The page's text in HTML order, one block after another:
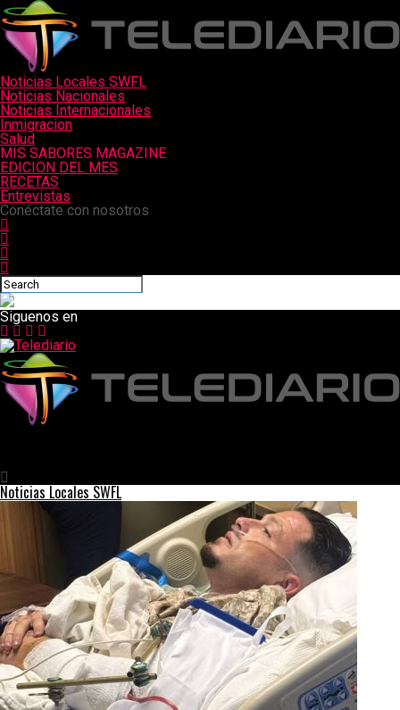
Noticias Locales SWFL
Noticias Nacionales
Noticias Internacionales
Inmigracion
Salud
MIS SABORES MAGAZINE
EDICION DEL MES
RECETAS
Entrevistas
Conéctate con nosotros
Siguenos en
Noticias Locales SWFL